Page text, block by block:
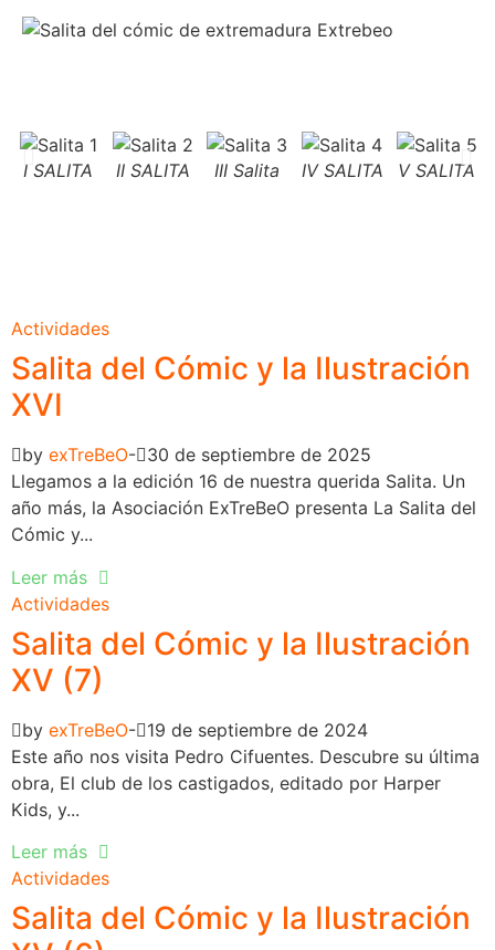
I SALITA II SALITA III Salita IV SALITA V SALITA
Actividades
Salita del Cómic y la Ilustración
XVI
by exTreBeO
30 de septiembre de 2025
Llegamos a la edición 16 de nuestra querida Salita. Un
año más, la Asociación ExTreBeO presenta La Salita del
Cómic y...
Leer más
Actividades
Salita del Cómic y la Ilustración
XV (7)
by exTreBeO
19 de septiembre de 2024
Este año nos visita Pedro Cifuentes. Descubre su última
obra, El club de los castigados, editado por Harper
Kids, y...
Leer más
Actividades
Salita del Cómic y la Ilustración